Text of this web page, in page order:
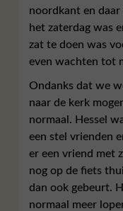
noordkant en
het zaterdag was
zat te doen was
even wachten tot
Ondanks dat we
naar de kerk
normaal. Hessel
een stel vrienden
er een vriend met
nog op de fiets
dan ook gebeurt.
normaal meer